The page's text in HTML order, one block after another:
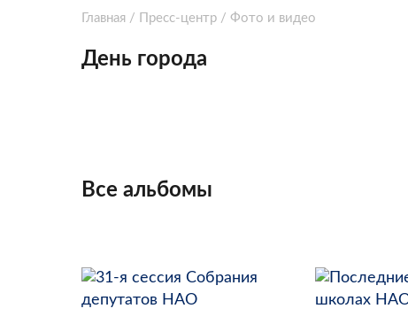
Главная / Пресс-центр / Фото и видео
День города
Все альбомы